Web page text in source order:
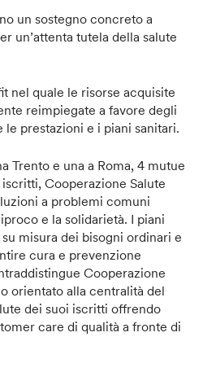
un sostegno concreto a
un’attenta tutela della salute
nel quale le risorse acquisite
reimpiegate a favore degli
prestazioni e i piani sanitari.
Trento e una a Roma, 4 mutue
Cooperazione Salute
a problemi comuni
e la solidarietà. I piani
misura dei bisogni ordinari e
cura e prevenzione
Cooperazione
orientato alla centralità del
dei suoi iscritti offrendo
care di qualità a fronte di